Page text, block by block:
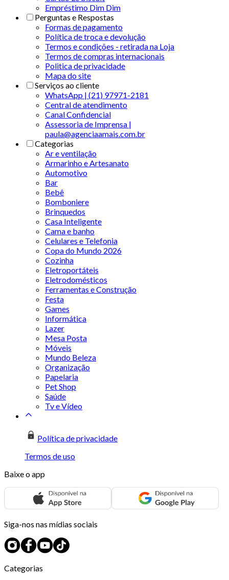
Empréstimo Dim Dim
Perguntas e Respostas
Formas de pagamento
Política de troca e devolução
Termos e condições - retirada na Loja
Termos de compras internacionais
Politica de privacidade
Mapa do site
Serviços ao cliente
WhatsApp | (21) 97971-2181
Central de atendimento
Canal Confidencial
Assessoria de Imprensa |
paula@agenciaamais.com.br
Categorias
Ar e ventilação
Armarinho e Artesanato
Automotivo
Bar
Bebê
Bomboniere
Brinquedos
Casa Inteligente
Cama e banho
Celulares e Telefonia
Copa do Mundo 2026
Cozinha
Eletroportáteis
Eletrodomésticos
Ferramentas e Construção
Festa
Games
Informática
Lazer
Mesa Posta
Móveis
Mundo Beleza
Organização
Papelaria
Pet Shop
Saúde
Tv e Vídeo
Política de privacidade
Termos de uso
Baixe o app
Siga-nos nas mídias sociais
Categorias